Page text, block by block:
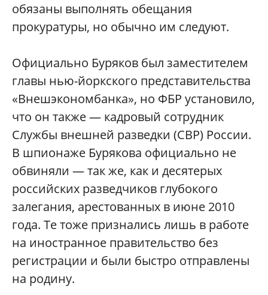
обязаны выполнять обещания
прокуратуры, но обычно им следуют.
Официально Буряков был заместителем
главы нью-йоркского представительства
«Внешэкономбанка», но ФБР установило,
что он также — кадровый сотрудник
Службы внешней разведки (СВР) России.
В шпионаже Бурякова официально не
обвиняли — так же, как и десятерых
российских разведчиков глубокого
залегания, арестованных в июне 2010
года. Те тоже признались лишь в работе
на иностранное правительство без
регистрации и были быстро отправлены
на родину.